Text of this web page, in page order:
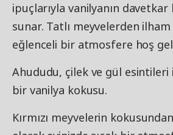
ipuçlarıyla vanilyanın davetkar
sunar. Tatlı meyvelerden
eğlenceli bir atmosfere hoş
Ahududu, çilek ve gül esintileri
bir vanilya kokusu.
Kırmızı meyvelerin